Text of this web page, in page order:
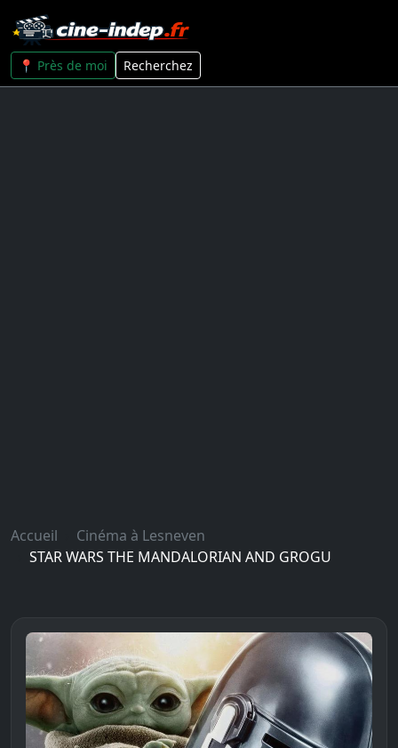
📍 Près de moi Recherchez
Accueil
Cinéma à Lesneven
STAR WARS THE MANDALORIAN AND GROGU